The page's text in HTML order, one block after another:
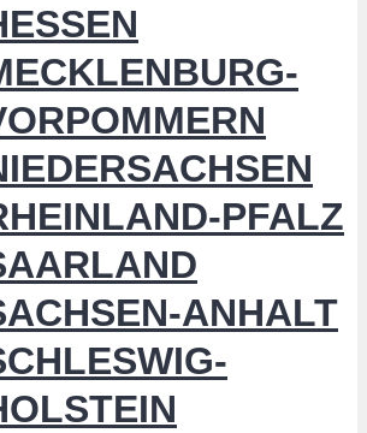
PFALZ
ANHALT